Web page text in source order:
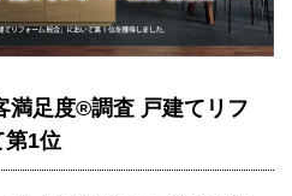
満足度®調査 戸建てリフ
第1位